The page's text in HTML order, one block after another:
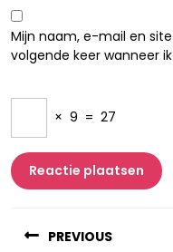
Mijn naam, e-mail en
volgende keer wanneer
× 9 = 27
PREVIOUS